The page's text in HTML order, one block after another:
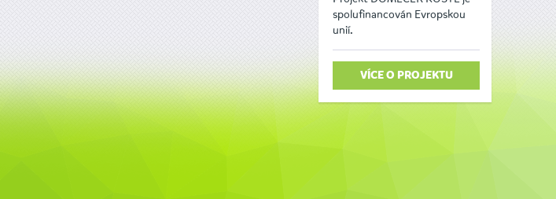
spolufinancován Evropskou
unií.
VÍCE O PROJEKTU